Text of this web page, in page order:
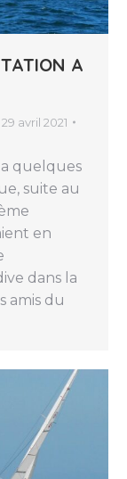
A
29 avril 2021
a quelques
suite au
en
dans la
amis du